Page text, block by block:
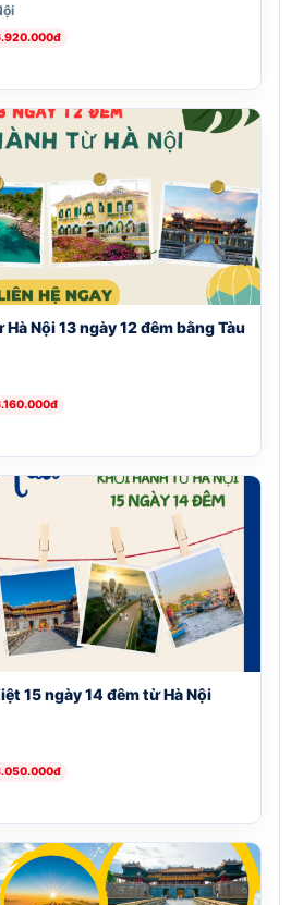
Nội 13 ngày 12 đêm bằng Tàu
15 ngày 14 đêm từ Hà Nội